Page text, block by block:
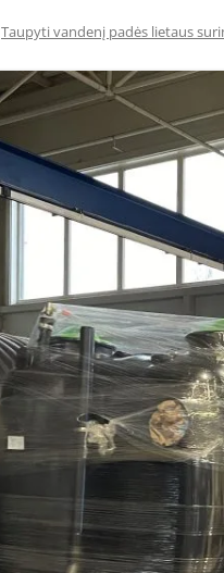
Taupyti vandenį padės lietaus